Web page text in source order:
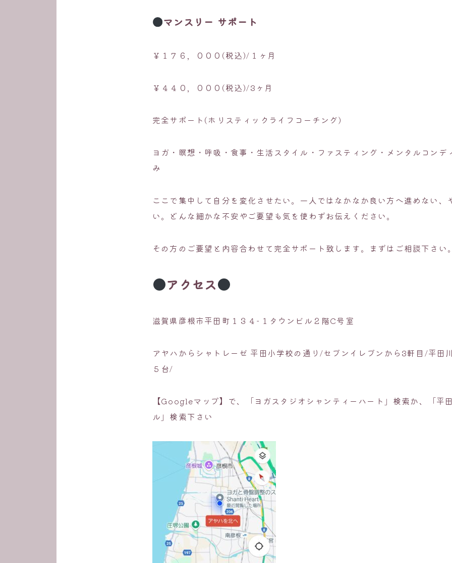
マンスリー サポート
￥１７６，０００(税込)/１ヶ月
￥４４０，０００(税込)/3ヶ月
完全サポート(ホリスティックライフコーチング)
ヨガ・瞑想・呼吸・食事・生活スタイル・ファスティング・メンタルコンデ
み
ここで集中して自分を変化させたい。一人ではなかなか良い方へ進めない、
い。どんな細かな不安やご要望も気を使わずお伝えください。
その方のご要望と内容合わせて完全サポート致します。まずはご相談下さい
アクセス
滋賀県彦根市平田町１３４-１タウンビル２階C号室
アヤハからシャトレーゼ 平田小学校の通り/セブンイレブンから3軒目/平田
５台/
【Googleマップ】で、「ヨガスタジオシャンティーハート」検索か、「平
ル」検索下さい